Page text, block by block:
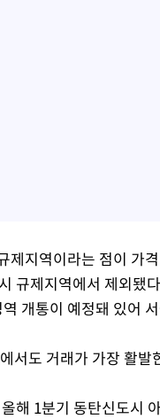
제지역이라는 점이 가
규제지역에서 제외됐
개통이 예정돼 있어
서도 거래가 가장 활발
해 1분기 동탄신도시